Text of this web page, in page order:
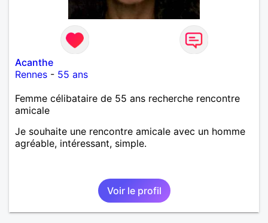
Acanthe
Rennes - 55 ans
Femme célibataire de 55 ans recherche rencontre
amicale
Je souhaite une rencontre amicale avec un homme
agréable, intéressant, simple.
Voir le profil